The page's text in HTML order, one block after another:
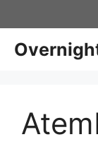
Inhalt
springen